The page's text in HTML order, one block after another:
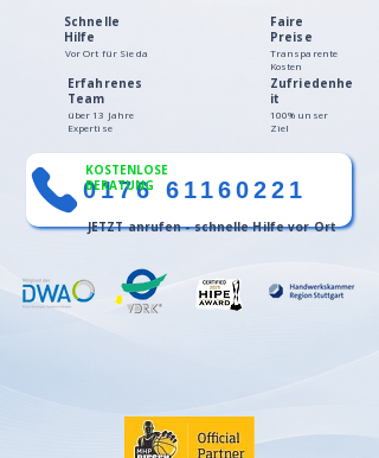
Schnelle
Hilfe
Vor Ort für Sie da
Erfahrenes
Team
über 13 Jahre
Expertise
Faire
Preise
Transparente
Kosten
Zufriedenhe
it
100% unser
Ziel
0176 61160221
KOSTENLOSE
BERATUNG
JETZT anrufen - schnelle Hilfe vor Ort